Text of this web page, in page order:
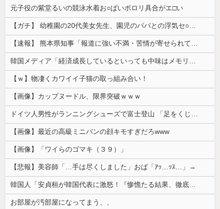
元子役の紫堂るいの競泳水着お○ぱいポロリ具合がエ□い
【ガチ】 幼稚園の20代美女先生、園児のパパとの浮気セ○クス動画が流出して終わる
【速報】 熊本県知事「報道に強い不満・苦情が寄せられている」→TBSの報道特集がまさにそれな件
韓国メディア「経済成長しているといっても中味はメモリ価格だけ。雇用増加見通しが半減してしまった」……韓国の内需不況は根強い状況っすね
【ｗ】物凄くカワイイ子猫の取っ組み合い！
【画像】カップヌードル、限界突破ｗｗｗ
ドイツ人男性がランニングシューズで富士登山 「足をくじいて動けない」
【画像】最近の高級ミニバンの顔キモすぎだろwww
【画像】「ワイらのゴマキ（３９）」
【悲報】美容師「…手は尽くしました」おば「ｱｯ…ｯｽ…」→
韓国人「安貞桓が韓国代表に激怒！『惨憺たる結果、徹底的な刷新が必要だ』と監督や協会を痛烈批判」
お部屋が汚部屋になってまう、、